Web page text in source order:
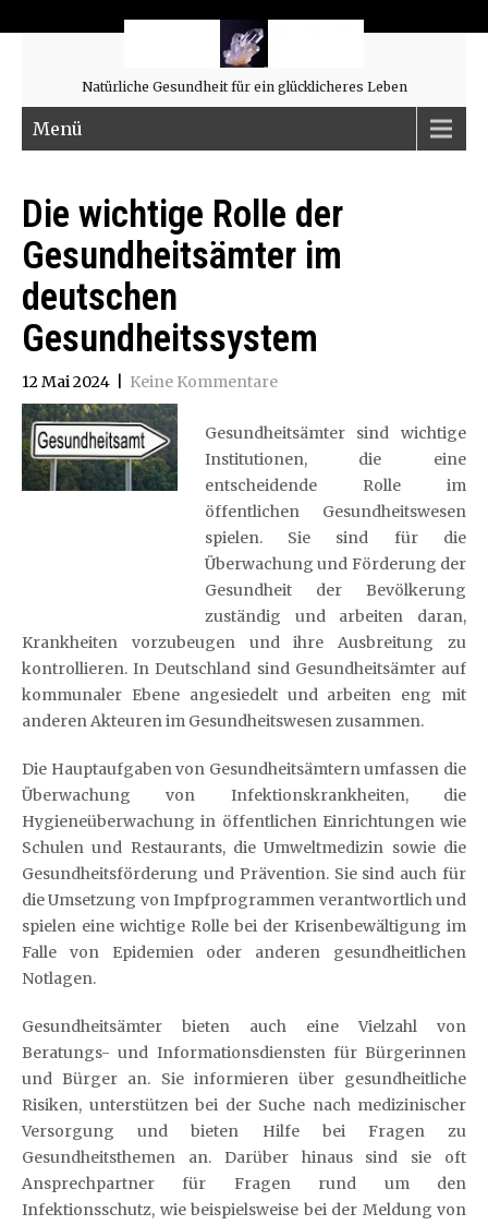
Natürliche Gesundheit für ein glücklicheres Leben
Menü
Die wichtige Rolle der
Gesundheitsämter im
deutschen
Gesundheitssystem
12 Mai 2024 Keine Kommentare
Gesundheitsämter sind wichtige
Institutionen, die eine
entscheidende Rolle im
öffentlichen Gesundheitswesen
spielen. Sie sind für die
Überwachung und Förderung der
Gesundheit der Bevölkerung
zuständig und arbeiten daran,
Krankheiten vorzubeugen und ihre Ausbreitung zu
kontrollieren. In Deutschland sind Gesundheitsämter auf
kommunaler Ebene angesiedelt und arbeiten eng mit
anderen Akteuren im Gesundheitswesen zusammen.
Die Hauptaufgaben von Gesundheitsämtern umfassen die
Überwachung von Infektionskrankheiten, die
Hygieneüberwachung in öffentlichen Einrichtungen wie
Schulen und Restaurants, die Umweltmedizin sowie die
Gesundheitsförderung und Prävention. Sie sind auch für
die Umsetzung von Impfprogrammen verantwortlich und
spielen eine wichtige Rolle bei der Krisenbewältigung im
Falle von Epidemien oder anderen gesundheitlichen
Notlagen.
Gesundheitsämter bieten auch eine Vielzahl von
Beratungs- und Informationsdiensten für Bürgerinnen
und Bürger an. Sie informieren über gesundheitliche
Risiken, unterstützen bei der Suche nach medizinischer
Versorgung und bieten Hilfe bei Fragen zu
Gesundheitsthemen an. Darüber hinaus sind sie oft
Ansprechpartner für Fragen rund um den
Infektionsschutz, wie beispielsweise bei der Meldung von